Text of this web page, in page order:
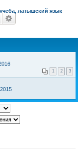
латышский язык
1 2 3